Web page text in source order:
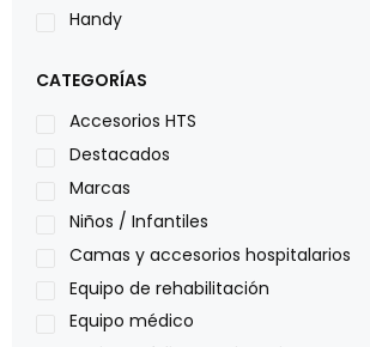
Handy
Leggero
Lumex
Medical Store
Nidek
Oxiplus
Philips
Pride
Roho
CATEGORÍAS
Accesorios HTS
Destacados
Marcas
Niños / Infantiles
Camas y accesorios hospitalarios
Equipo de rehabilitación
Equipo médico